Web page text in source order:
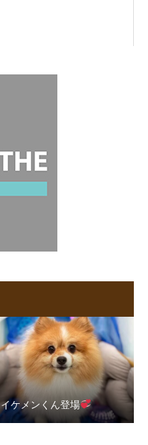
イケメンくん登場